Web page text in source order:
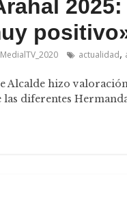
MedialTV_2020 actualidad,
Alcalde hizo
las diferentes